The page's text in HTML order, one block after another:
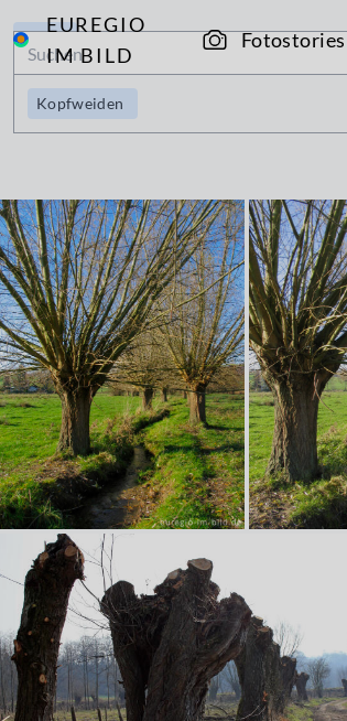
EUREGIO
IM BILD
Fotostories
Archiv
Kopfweiden